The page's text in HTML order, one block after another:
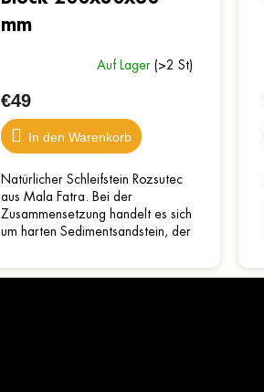
mm
Auf Lager (>2 St)
€49
In den Warenkorb
Natürlicher Schleifstein Rozsutec
aus Mala Fatra. Bei der
Zusammensetzung handelt es sich
um harten Sedimentsandstein, der
gleichmäßigen Sandkörnern